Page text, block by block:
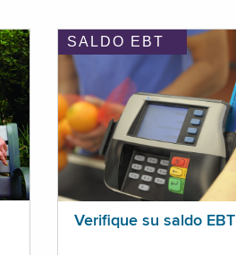
SALDO EBT
Verifique su saldo EBT